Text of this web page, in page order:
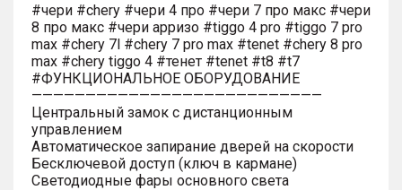
#чери #chery #чери 4 про #чери 7 про макс #чери
8 про макс #чери арризо #tiggo 4 pro #tiggo 7 pro
max #chery 7l #chery 7 pro max #tenet #chery 8 pro
max #chery tiggo 4 #тенет #tenet #t8 #t7
#ФУНКЦИОНАЛЬНОЕ ОБОРУДОВАНИЕ
———————————————————————————
Центральный замок с дистанционным
управлением
Автоматическое запирание дверей на скорости
Бесключевой доступ (ключ в кармане)
Светодиодные фары основного света